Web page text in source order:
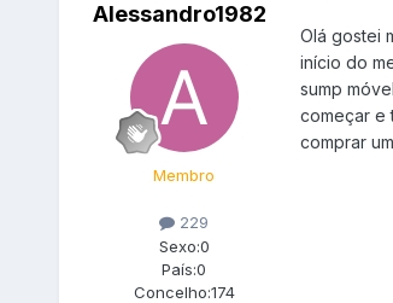
Alessandro1982
Membro
229
Sexo:0
País:0
Concelho:174
Olá gostei
início do
sump
começar e
comprar